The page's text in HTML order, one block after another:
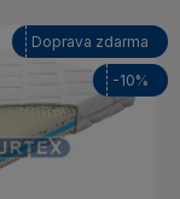
-10%
Doprava zdarma